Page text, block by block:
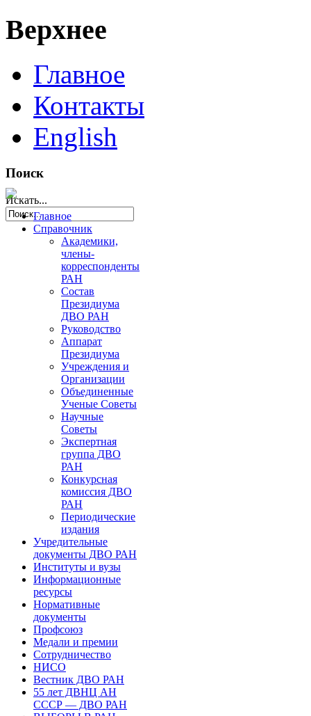
Верхнее
Главное
Контакты
English
Поиск
Искать...
Главное
Справочник
Академики,
члены-
корреспонденты
РАН
Состав
Президиума
ДВО РАН
Руководство
Аппарат
Президиума
Учреждения и
Организации
Объединенные
Ученые Советы
Научные
Советы
Экспертная
группа ДВО
РАН
Конкурсная
комиссия ДВО
РАН
Периодические
издания
Учредительные
документы ДВО РАН
Институты и вузы
Информационные
ресурсы
Нормативные
документы
Профсоюз
Медали и премии
Сотрудничество
НИСО
Вестник ДВО РАН
55 лет ДВНЦ АН
СССР — ДВО РАН